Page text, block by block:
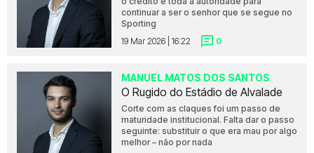
continuar a ser o senhor que se segue no
Sporting
19 Mar 2026 | 16:22
0
MANUEL MATOS DOS SANTOS
O Rugido do Estádio de Alvalade
Corte com as claques foi um passo de
maturidade institucional. Falta dar o passo
seguinte: substituir o que era mau por algo
melhor – não por nada